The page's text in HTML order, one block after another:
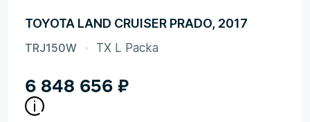
TOYOTA LAND CRUISER PRADO, 2017
TRJ150W TX L Packa
6 848 656 ₽